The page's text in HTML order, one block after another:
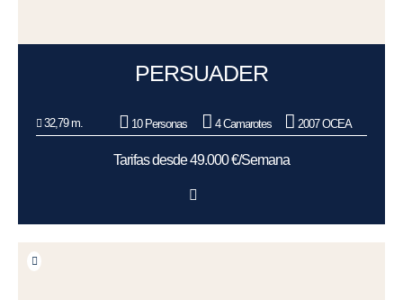
PERSUADER
32,79 m. 10 Personas 4 Camarotes 2007 OCEA
Tarifas desde 49.000 €/Semana